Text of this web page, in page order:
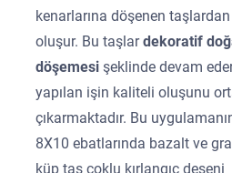
kenarlarına döşenen taşlardan
oluşur. Bu taşlardekoratif
döşemesişeklinde devam
yapılan işin kaliteli oluşunu
çıkarmaktadır. Bu
8X10 ebatlarında bazalt ve
küp taş çoklu kırlangıç deseni